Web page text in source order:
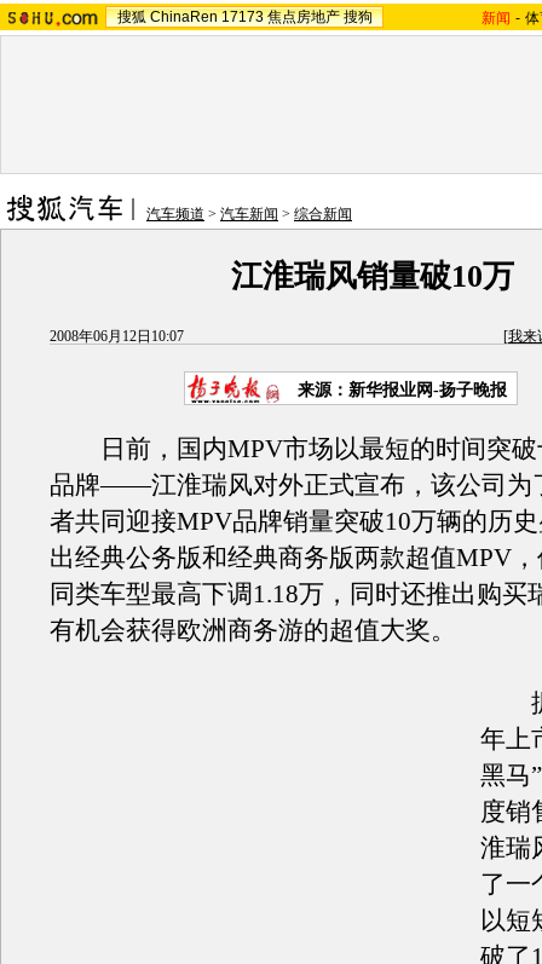
搜狐 ChinaRen 17173 焦点房地产 搜狗 新闻 -
汽车频道 > 汽车新闻 > 综合新闻
江淮瑞风销量破10万
2008年06月12日10:07 [我来
来源：新华报业网-扬子晚报
日前，国内MPV市场以最短的时间突破
品牌——江淮瑞风对外正式宣布，该公司为
者共同迎接MPV品牌销量突破10万辆的历
出经典公务版和经典商务版两款超值MPV
同类车型最高下调1.18万，同时还推出购买
有机会获得欧洲商务游的超值大奖。
据
年上
黑马
度销
淮瑞
了一
以短
破了